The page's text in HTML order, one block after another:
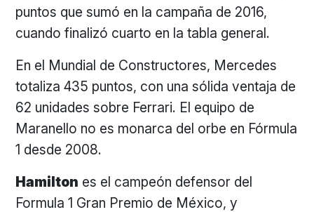
puntos que sumó en la campaña de 2016,
cuando finalizó cuarto en la tabla general.
En el Mundial de Constructores, Mercedes
totaliza 435 puntos, con una sólida ventaja de
62 unidades sobre Ferrari. El equipo de
Maranello no es monarca del orbe en Fórmula
1 desde 2008.
Hamilton es el campeón defensor del
Formula 1 Gran Premio de México, y